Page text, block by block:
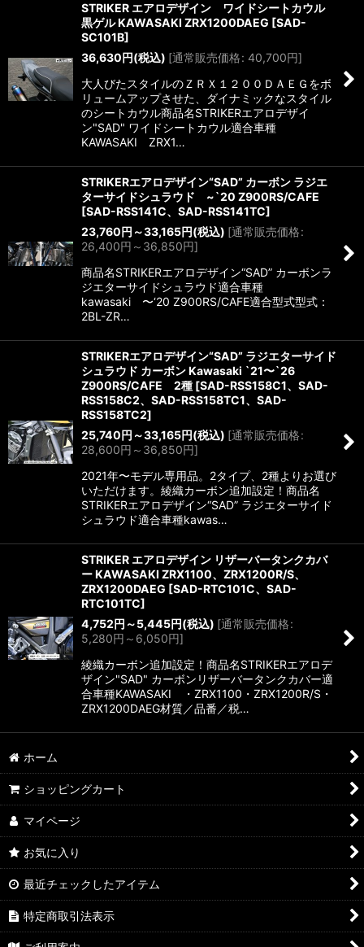
STRIKER エアロデザイン ワイドシートカウル
黒ゲル KAWASAKI ZRX1200DAEG [SAD-
SC101B]
36,630円(税込) [通常販売価格: 40,700円]
大人びたスタイルのＺＲＸ１２００ＤＡＥＧをボ
リュームアップさせた、ダイナミックなスタイル
のシートカウル商品名STRIKERエアロデザイ
ン"SAD" ワイドシートカウル適合車種
KAWASAKI ZRX1…
STRIKERエアロデザイン“SAD” カーボン ラジエ
ターサイドシュラウド ~`20 Z900RS/CAFE
[SAD-RSS141C、SAD-RSS141TC]
23,760円 ～33,165円(税込) [通常販売価格:
26,400円 ～36,850円]
商品名STRIKERエアロデザイン“SAD” カーボンラ
ジエターサイドシュラウド適合車種
kawasaki 〜‘20 Z900RS/CAFE適合型式型式：
2BL-ZR…
STRIKERエアロデザイン“SAD” ラジエターサイド
シュラウド カーボン Kawasaki `21〜`26
Z900RS/CAFE 2種 [SAD-RSS158C1、SAD-
RSS158C2、SAD-RSS158TC1、SAD-
RSS158TC2]
25,740円 ～33,165円(税込) [通常販売価格:
28,600円 ～36,850円]
2021年〜モデル専用品。2タイプ、2種よりお選び
いただけます。綾織カーボン追加設定！商品名
STRIKERエアロデザイン“SAD” ラジエターサイド
シュラウド適合車種kawas…
STRIKER エアロデザイン リザーバータンクカバ
ー KAWASAKI ZRX1100、ZRX1200R/S、
ZRX1200DAEG [SAD-RTC101C、SAD-
RTC101TC]
4,752円 ～5,445円(税込) [通常販売価格:
5,280円 ～6,050円]
綾織カーボン追加設定！商品名STRIKERエアロデ
ザイン"SAD" カーボンリザーバータンクカバー適
合車種KAWASAKI ・ZRX1100・ZRX1200R/S・
ZRX1200DAEG材質／品番／税…
ホーム
ショッピングカート
マイページ
お気に入り
最近チェックしたアイテム
特定商取引法表示